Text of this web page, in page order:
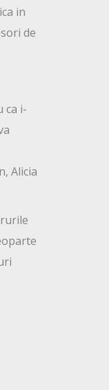
in
de
ca i-
Alicia